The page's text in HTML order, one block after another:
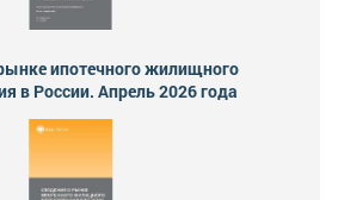
ипотечного жилищного
в России. Апрель 2026 года